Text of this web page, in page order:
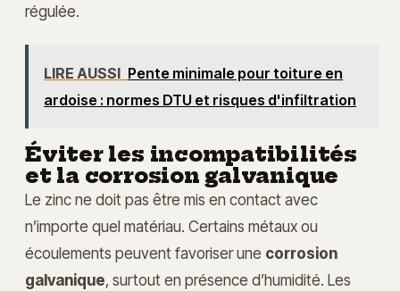
régulée.
LIRE AUSSI Pente minimale pour toiture en
ardoise : normes DTU et risques d'infiltration
Éviter les incompatibilités
et la corrosion galvanique
Le zinc ne doit pas être mis en contact avec
n’importe quel matériau. Certains métaux ou
écoulements peuvent favoriser une corrosion
galvanique, surtout en présence d’humidité. Les